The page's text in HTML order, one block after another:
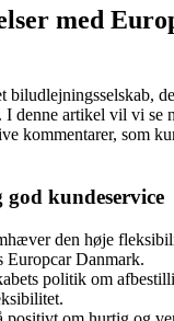
med
biludlejningsselskab,
denne artikel vil vi se
kommentarer, som
kundeservice
den høje
Europcar Danmark.
politik om